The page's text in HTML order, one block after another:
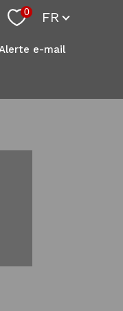
0 FR
alerte e-mail